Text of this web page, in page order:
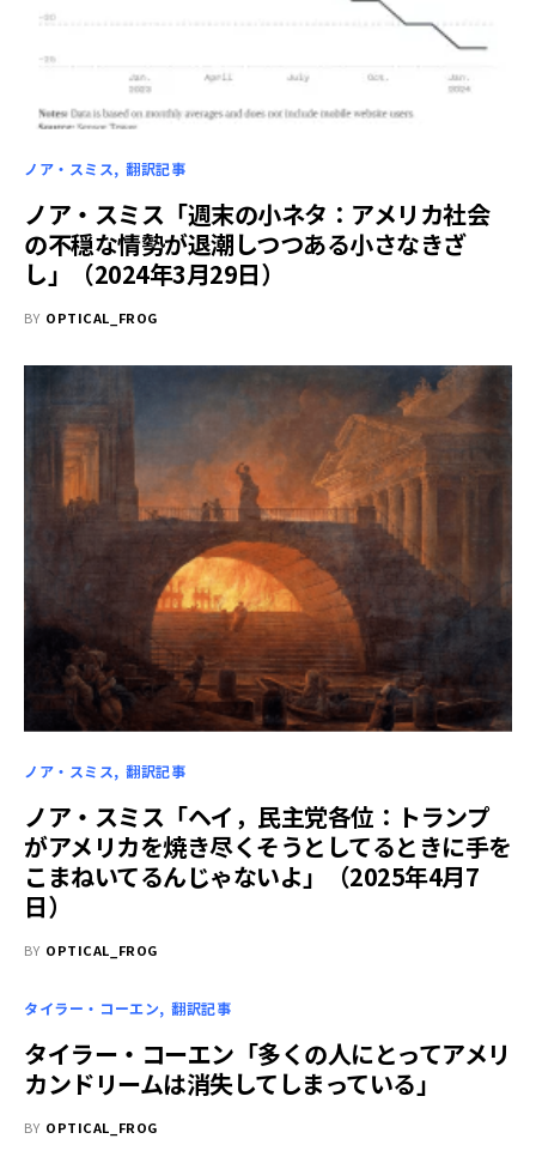
ノア・スミス 翻訳記事
ノア・スミス「週末の小ネタ：アメリカ社会
の不穏な情勢が退潮しつつある小さなきざ
し」（2024年3月29日）
BY OPTICAL_FROG
ノア・スミス 翻訳記事
ノア・スミス「ヘイ，民主党各位：トランプ
がアメリカを焼き尽くそうとしてるときに手を
こまねいてるんじゃないよ」（2025年4月7
日）
BY OPTICAL_FROG
タイラー・コーエン 翻訳記事
タイラー・コーエン「多くの人にとってアメリ
カンドリームは消失してしまっている」
BY OPTICAL_FROG